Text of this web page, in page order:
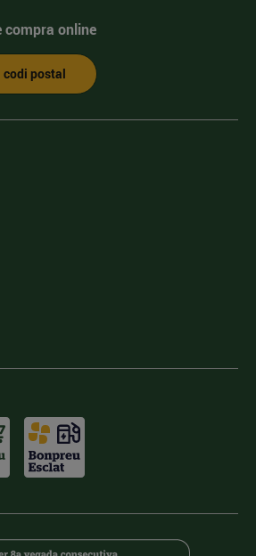
compra online
codi postal